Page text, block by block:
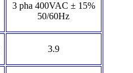
3 pha 400VAC ± 15%
50/60Hz
3.9